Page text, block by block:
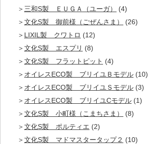
三和S製 ＥＵＧＡ（ユーガ）
(4)
文化S製 御前様（ごぜんさま）
(26)
LIXIL製 クワトロ (12)
文化S製 エスプリ (8)
文化S製 フラットピット (4)
オイレスECO製 ブリイユＢモデル (10)
オイレスECO製 ブリイユＳモデル (3)
オイレスECO製 ブリイユCモデル (1)
文化S製 小町様（こまちさま）
(8)
文化S製 ポルティエ (2)
文化S製 マドマスタータップ２ (10)